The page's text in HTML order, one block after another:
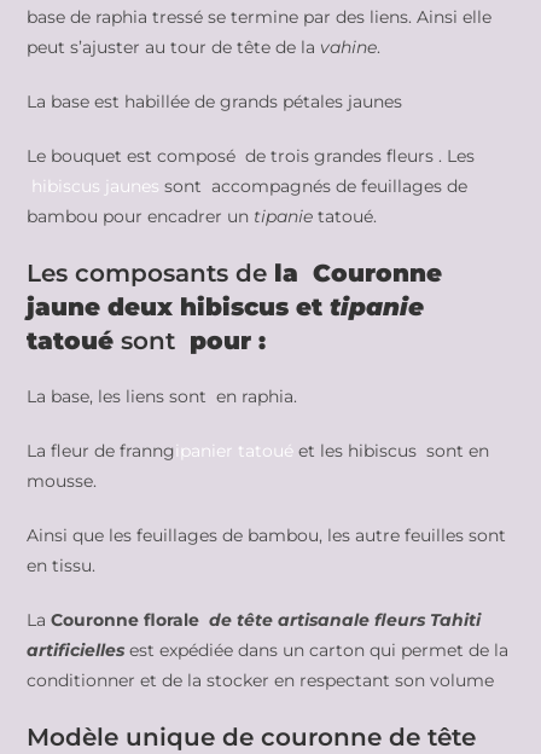
base de raphia tressé se termine par des liens. Ainsi elle
peut s’ajuster au tour de tête de la vahine.
La base est habillée de grands pétales jaunes
Le bouquet est composé de trois grandes fleurs . Les
hibiscus jaunessont accompagnés de feuillages de
bambou pour encadrer un tipanie tatoué.
Les composants de la Couronne
jaune deux hibiscus ettipanie
tatouésont pour :
La base, les liens sont en raphia.
La fleur de franngipanier tatouéet les hibiscus sont en
mousse.
Ainsi que les feuillages de bambou, les autre feuilles sont
en tissu.
LaCouronne floralede tête artisanale fleurs Tahiti
artificiellesest expédiée dans un carton qui permet de la
conditionner et de la stocker en respectant son volume
Modèle unique de couronne de tête